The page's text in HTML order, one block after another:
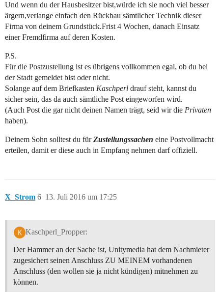
Und wenn du der Hausbesitzer bist,würde ich sie noch viel besser
ärgern,verlange einfach den Rückbau sämtlicher Technik dieser
Firma von deinem Grundstück.Frist 4 Wochen, danach Einsatz
einer Fremdfirma auf deren Kosten.
P.S.
Für die Postzustellung ist es übrigens vollkommen egal, ob du bei
der Stadt gemeldet bist oder nicht.
Solange auf dem Briefkasten Kaschperl drauf steht, kannst du
sicher sein, das da auch sämtliche Post eingeworfen wird.
(Auch Post die gar nicht deinen Namen trägt, seid wir die Privaten
haben).
Deinem Sohn solltest du fürZustellungssachen eine Postvollmacht
erteilen, damit er diese auch in Empfang nehmen darf offiziell.
X_Strom 13. Juli 2016 um 17:25
6
Kaschperl_Propper:
Der Hammer an der Sache ist, Unitymedia hat dem Nachmieter
zugesichert seinen Anschluss ZU MEINEM vorhandenen
Anschluss (den wollen sie ja nicht kündigen) mitnehmen zu
können.